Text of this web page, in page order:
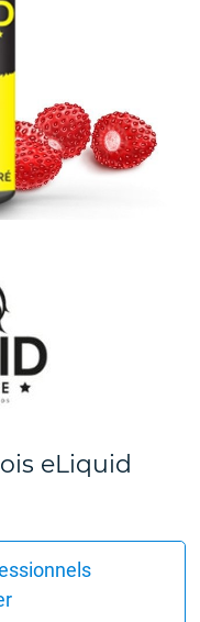
eLiquid